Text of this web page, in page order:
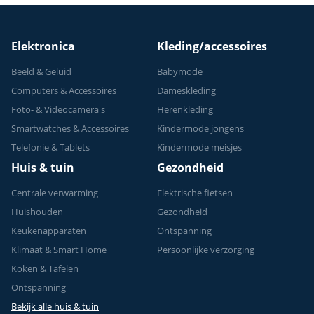
Elektronica
Beeld & Geluid
Computers & Accessoires
Foto- & Videocamera's
Smartwatches & Accessoires
Telefonie & Tablets
Kleding/accessoires
Babymode
Dameskleding
Herenkleding
Kindermode jongens
Kindermode meisjes
Huis & tuin
Centrale verwarming
Huishouden
Keukenapparaten
Klimaat & Smart Home
Koken & Tafelen
Ontspanning
Bekijk alle huis & tuin
Gezondheid
Elektrische fietsen
Gezondheid
Ontspanning
Persoonlijke verzorging